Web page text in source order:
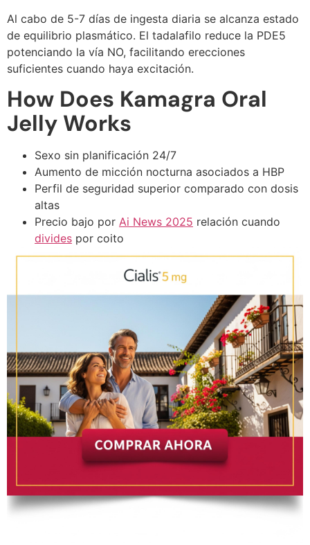
Al cabo de 5-7 días de ingesta diaria se alcanza estado
de equilibrio plasmático. El tadalafilo reduce la PDE5
potenciando la vía NO, facilitando erecciones
suficientes cuando haya excitación.
How Does Kamagra Oral
Jelly Works
Sexo sin planificación 24/7
Aumento de micción nocturna asociados a HBP
Perfil de seguridad superior comparado con dosis
altas
Precio bajo por Ai News 2025 relación cuando
divides por coito